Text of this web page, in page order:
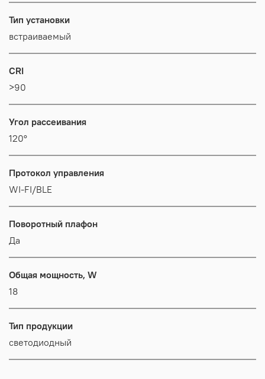
Тип установки
встраиваемый
CRI
>90
Угол рассеивания
120°
Протокол управления
WI-FI/BLE
Поворотный плафон
Да
Общая мощность, W
18
Тип продукции
светодиодный